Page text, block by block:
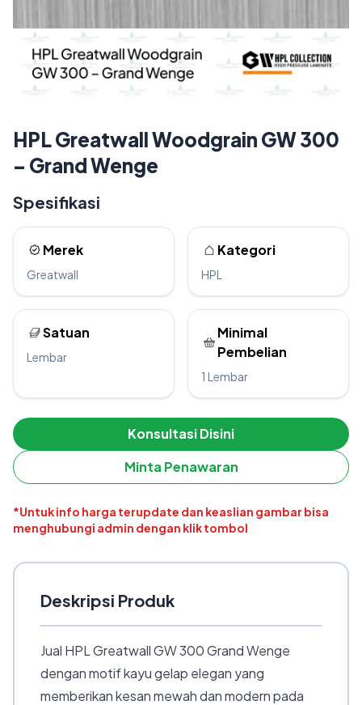
HPL Greatwall Woodgrain GW 300
– Grand Wenge
Spesifikasi
Merek
Greatwall
Kategori
HPL
Satuan
Lembar
Minimal
Pembelian
1 Lembar
Konsultasi Disini
Minta Penawaran
*Untuk info harga terupdate dan keaslian gambar bisa
menghubungi admin dengan klik tombol
Deskripsi Produk
Jual HPL Greatwall GW 300 Grand Wenge
dengan motif kayu gelap elegan yang
memberikan kesan mewah dan modern pada